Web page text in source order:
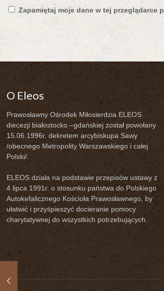
Zapamiętaj moje dane w tej przeglądarce
O Eleos
Prawosławny Ośrodek Miłosierdzia ELEOS
diecezji białostocko –gdańskiej został powołany
15.06.1996r. dekretem arcybiskupa Sawy
/obecnego Metropolity Warszawskiego i całej
Polski/.
ELEOS działa na podstawie przepisów ustawy z
4 lipca 1991r. o stosunku państwa do Polskiego
Autokefalicznego Kościoła Prawosławnego, by
ułatwić i przyśpieszyć docieranie pomocy
charytatywnej do wszystkich potrzebujących.